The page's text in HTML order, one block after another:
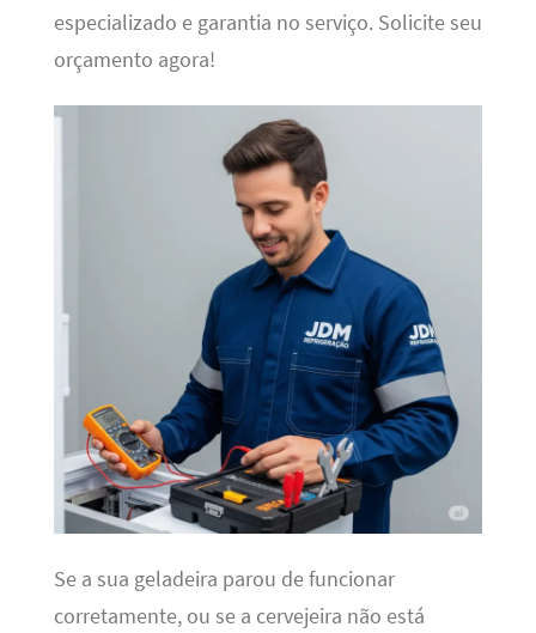
especializado e garantia no serviço. Solicite seu
orçamento agora!
Se a sua geladeira parou de funcionar
corretamente, ou se a cervejeira não está